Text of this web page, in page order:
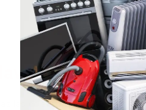
las coladas son iguales. Por